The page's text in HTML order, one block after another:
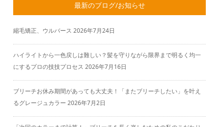
最新のブログ/お知らせ
縮毛矯正、ウルバース 2026年7月24日
ハイライトから一色戻しは難しい？髪を守りながら限界まで明るく均一
にするプロの技技プロセス 2026年7月16日
ブリーチお休み期間があっても大丈夫！「またブリーチしたい」を叶え
るグレージュカラー 2026年7月2日